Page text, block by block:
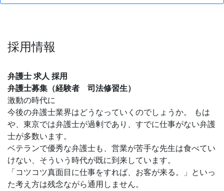
採用情報
弁護士 求人 採用
弁護士募集（経験者 司法修習生）
激動の時代に
今後の弁護士業界はどうなっていくのでしょうか。 もは
や、東京では弁護士が過剰であり、すでに仕事がない弁護
士が多数います。
ベテランで優秀な弁護士も、営業が苦手な先生は食べてい
けない、そういう時代が既に到来しています。
「コツコツ真面目に仕事をすれば、お客が来る。」といっ
た考え方は残念ながら通用しません。